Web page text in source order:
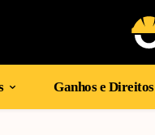
Ganhos e Direitos